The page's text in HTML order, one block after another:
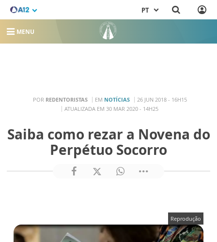
PT
MENU
POR REDENTORISTAS EM NOTÍCIAS
26 JUN 2018 - 16H15
ATUALIZADA EM 30 MAR 2020 - 14H25
Saiba como rezar a Novena do
Perpétuo Socorro
Reprodução